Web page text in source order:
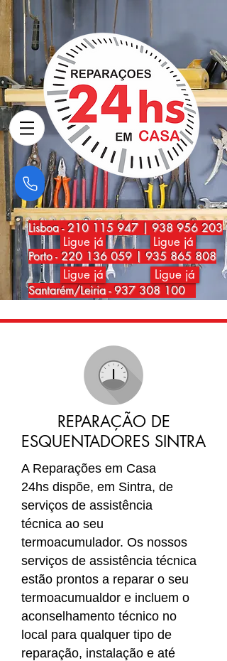
Ligue já Ligue já
Lisboa-210 115 947|938 956 203
Porto- 220 136 059 |935 865 808
Santarém/Leiria -937 308 100
Ligue já Ligue já
REPARAÇÃO DE
ESQUENTADORES SINTRA
A Reparações em Casa
24hs dispõe, em Sintra, de
serviços de assistência
técnica ao seu
termoacumulador. Os nossos
serviços de assistência técnica
estão prontos a reparar o seu
termoacumualdor e incluem o
aconselhamento técnico no
local para qualquer tipo de
reparação, instalação e até